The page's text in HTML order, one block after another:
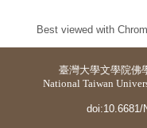
Best viewed with
臺灣大學文學院佛
National Taiwan
doi:10.6681/